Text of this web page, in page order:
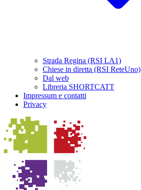
Strada Regina (RSI LA1)
Chiese in diretta (RSI ReteUno)
Dal web
Libreria SHORTCATT
Impressum e contatti
Privacy